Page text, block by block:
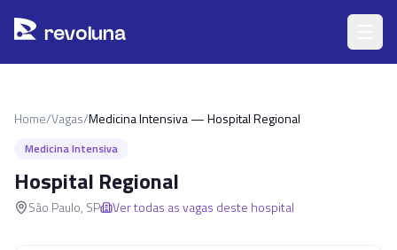
revoluna
Home/Vagas/Medicina Intensiva — Hospital Regional
Medicina Intensiva
Hospital Regional
São Paulo, SP Ver todas as vagas deste hospital